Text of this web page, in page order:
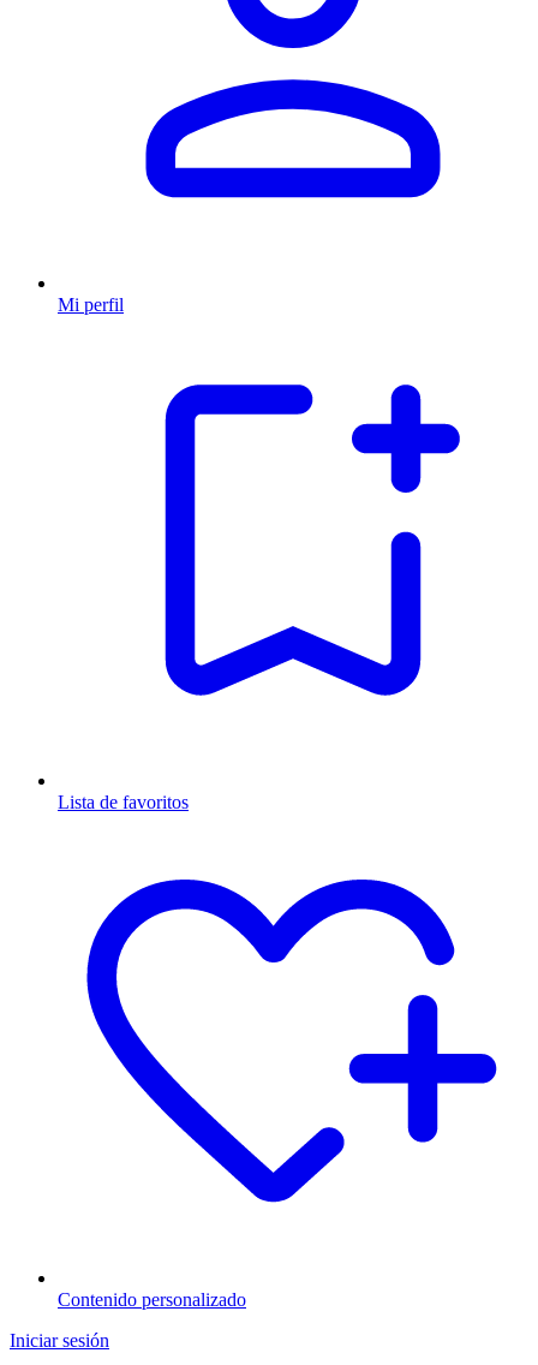
Mi perfil
Lista de favoritos
Contenido personalizado
Iniciar sesión